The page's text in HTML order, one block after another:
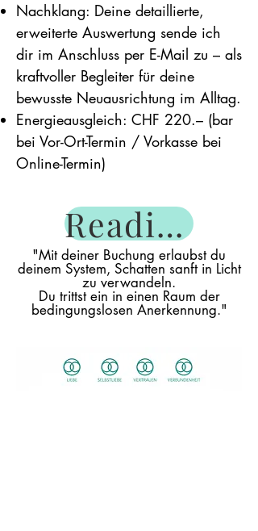
Nachklang: Deine detaillierte,
erweiterte Auswertung sende ich
dir im Anschluss per E-Mail zu – als
kraftvoller Begleiter für deine
bewusste Neuausrichtung im Alltag.
Energieausgleich: CHF 220.– (bar
bei Vor-Ort-Termin / Vorkasse bei
Online-Termin)
Reading buchen
"Mit deiner Buchung erlaubst du
deinem System, Schatten sanft in Licht
zu verwandeln.
Du trittst ein in einen Raum der
bedingungslosen Anerkennung."